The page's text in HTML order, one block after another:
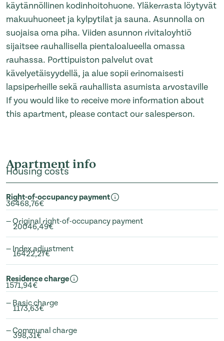
käytännöllinen kodinhoitohuone. Yläkerrasta löytyvät
makuuhuoneet ja kylpytilat ja sauna. Asunnolla on
suojaisa oma piha. Viiden asunnon rivitaloyhtiö
sijaitsee rauhallisella pientaloalueella omassa
rauhassa. Porttipuiston palvelut ovat
kävelyetäisyydellä, ja alue sopii erinomaisesti
lapsiperheille sekä rauhallista asumista arvostaville
If you would like to receive more information about
this apartment, please contact our salesperson.
Apartment info
Housing costs
Right-of-occupancy payment
36468,76€
— Original right-of-occupancy payment
20046,49€
— Index adjustment
16422,27€
Residence charge
1571,94€
— Basic charge
1173,63€
— Communal charge
398,31€